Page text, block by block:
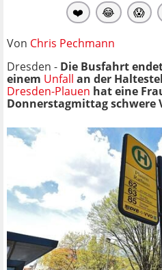
❤️ 😂 😱
Von Chris Pechmann
Dresden - Die Busfahrt
einem Unfall an der
Dresden-Plauen hat eine
Donnerstagmittag schwere